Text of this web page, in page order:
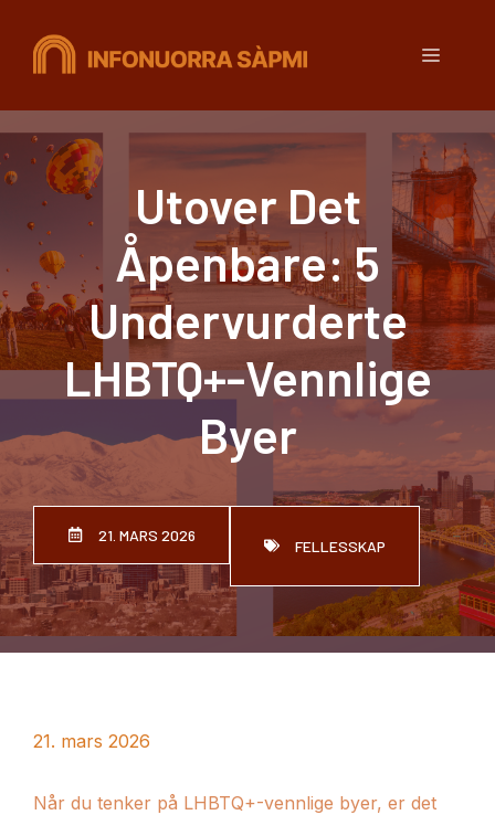
Meny
Utover Det
Åpenbare: 5
Undervurderte
LHBTQ+-Vennlige
Byer
21. MARS 2026
FELLESSKAP
21. mars 2026
Når du tenker på LHBTQ+-vennlige byer, er det